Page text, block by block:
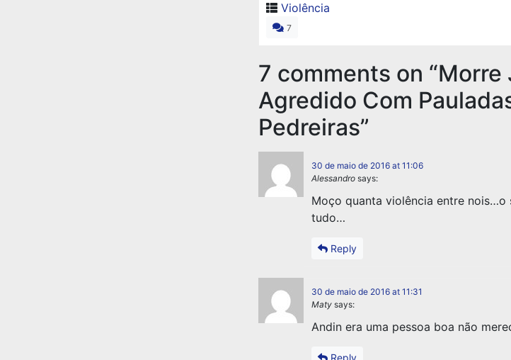
Violência
7
7 comments on “Morre
Agredido Com
Pedreiras”
30 de maio de 2016 at 11:06
Alessandro says:
Moço quanta violência entre
tudo…
Reply
30 de maio de 2016 at 11:31
Maty says:
Andin era uma pessoa boa não